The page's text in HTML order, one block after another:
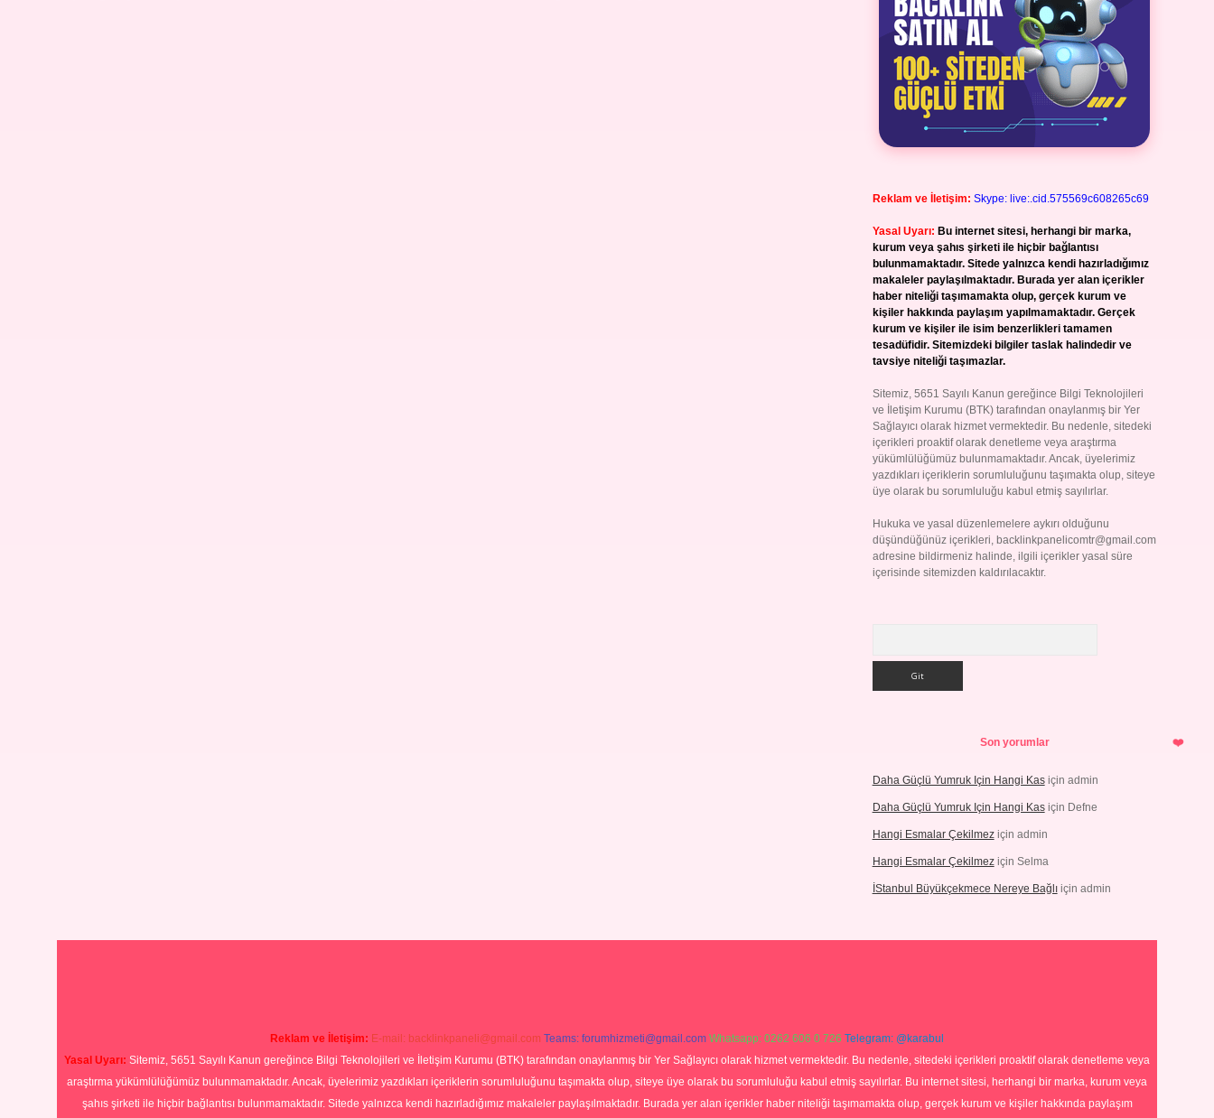
Reklam ve İletişim: Skype: live:.cid.575569c608265c69
Yasal Uyarı: Bu internet sitesi, herhangi bir marka,
kurum veya şahıs şirketi ile hiçbir bağlantısı
bulunmamaktadır. Sitede yalnızca kendi hazırladığımız
makaleler paylaşılmaktadır. Burada yer alan içerikler
haber niteliği taşımamakta olup, gerçek kurum ve
kişiler hakkında paylaşım yapılmamaktadır. Gerçek
kurum ve kişiler ile isim benzerlikleri tamamen
tesadüfidir. Sitemizdeki bilgiler taslak halindedir ve
tavsiye niteliği taşımazlar.
Sitemiz, 5651 Sayılı Kanun gereğince Bilgi Teknolojileri
ve İletişim Kurumu (BTK) tarafından onaylanmış bir Yer
Sağlayıcı olarak hizmet vermektedir. Bu nedenle, sitedeki
içerikleri proaktif olarak denetleme veya araştırma
yükümlülüğümüz bulunmamaktadır. Ancak, üyelerimiz
yazdıkları içeriklerin sorumluluğunu taşımakta olup, siteye
üye olarak bu sorumluluğu kabul etmiş sayılırlar.
Hukuka ve yasal düzenlemelere aykırı olduğunu
düşündüğünüz içerikleri, backlinkpanelicomtr@gmail.com
adresine bildirmeniz halinde, ilgili içerikler yasal süre
içerisinde sitemizden kaldırılacaktır.
Son yorumlar
Daha Güçlü Yumruk Için Hangi Kasiçin admin
Daha Güçlü Yumruk Için Hangi Kasiçin Defne
Hangi Esmalar Çekilmeziçin admin
Hangi Esmalar Çekilmeziçin Selma
İStanbul Büyükçekmece Nereye Bağlıiçin admin
Reklam ve İletişim: E-mail: backlinkpaneli@gmail.com Teams: forumhizmeti@gmail.com Whatsapp: 0262 606 0 726 Telegram: @karabul
Yasal Uyarı: Sitemiz, 5651 Sayılı Kanun gereğince Bilgi Teknolojileri ve İletişim Kurumu (BTK) tarafından onaylanmış bir Yer Sağlayıcı olarak hizmet vermektedir. Bu nedenle, sitedeki içerikleri proaktif olarak denetleme veya
araştırma yükümlülüğümüz bulunmamaktadır. Ancak, üyelerimiz yazdıkları içeriklerin sorumluluğunu taşımakta olup, siteye üye olarak bu sorumluluğu kabul etmiş sayılırlar. Bu internet sitesi, herhangi bir marka, kurum veya
şahıs şirketi ile hiçbir bağlantısı bulunmamaktadır. Sitede yalnızca kendi hazırladığımız makaleler paylaşılmaktadır. Burada yer alan içerikler haber niteliği taşımamakta olup, gerçek kurum ve kişiler hakkında paylaşım